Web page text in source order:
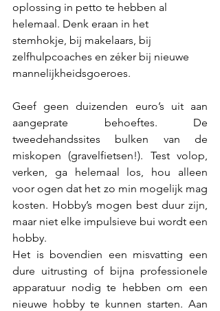
oplossing in petto te hebben al
helemaal. Denk eraan in het
stemhokje, bij makelaars, bij
zelfhulpcoaches en zéker bij nieuwe
mannelijkheidsgoeroes.
Geef geen duizenden euro’s uit aan
aangeprate behoeftes. De
tweedehandssites bulken van de
miskopen (gravelfietsen!). Test volop,
verken, ga helemaal los, hou alleen
voor ogen dat het zo min mogelijk mag
kosten. Hobby’s mogen best duur zijn,
maar niet elke impulsieve bui wordt een
hobby.
Het is bovendien een misvatting een
dure uitrusting of bijna professionele
apparatuur nodig te hebben om een
nieuwe hobby te kunnen starten. Aan